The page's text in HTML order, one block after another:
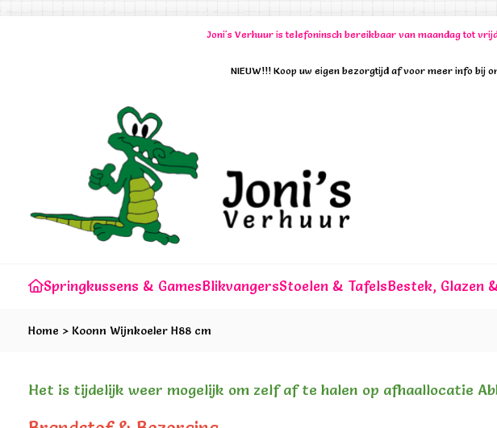
Joni's Verhuur is telefoninsch bereikbaar van maandag tot
NIEUW!!! Koop uw eigen bezorgtijd af voor meer info bij
Springkussens & GamesBlikvangersStoelen & TafelsBestek, Glazen
Home > Koonn Wijnkoeler H88 cm
Het is tijdelijk weer mogelijk om zelf af te halen op afhaallocatie